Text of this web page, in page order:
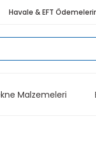
Havale & EFT
Malzemeleri